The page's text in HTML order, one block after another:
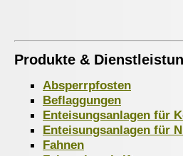
Produkte &
Absperrpfosten
Beflaggungen
Enteisungsanlagen für
Enteisungsanlagen für
Fahnen